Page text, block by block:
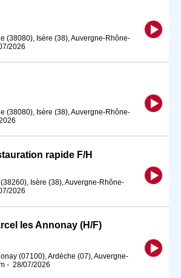
(38080), Isère (38), Auvergne-Rhône-
2026
(38080), Isère (38), Auvergne-Rhône-
rapide F/H
Isère (38), Auvergne-Rhône-
2026
les Annonay (H/F)
(07100), Ardèche (07), Auvergne-
- 28/07/2026